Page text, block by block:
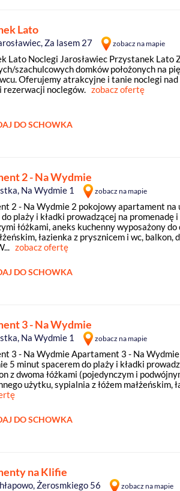
Lato
Za lasem 27 zobacz na mapie
Lato Noclegi Jarosławiec Przystanek Lato
szachulcowych domków położonych na
Oferujemy atrakcyjne i tanie noclegi
rezerwacji noclegów. zobacz ofertę
DO SCHOWKA
2 - Na Wydmie
Na Wydmie 1 zobacz na mapie
2 - Na Wydmie 2 pokojowy apartament na
plaży i kładki prowadzącej na promenadę
łóżkami, aneks kuchenny wyposażony
łazienka z prysznicem i wc,
zobacz ofertę
DO SCHOWKA
3 - Na Wydmie
Na Wydmie 1 zobacz na mapie
3 - Na Wydmie Apartament 3 - Na
5 minut spacerem do plaży i kładki
z dwoma łóżkami (pojedynczym i
użytku, sypialnia z łóżem małżeńskim,
DO SCHOWKA
na Klifie
Żerosmkiego 56 zobacz na mapie